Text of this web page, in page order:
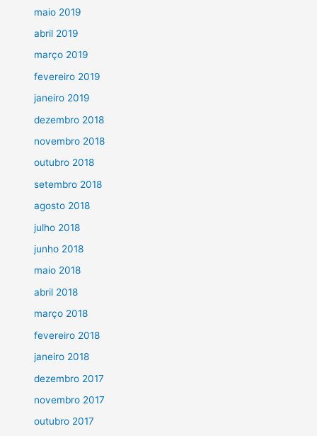
maio 2019
abril 2019
março 2019
fevereiro 2019
janeiro 2019
dezembro 2018
novembro 2018
outubro 2018
setembro 2018
agosto 2018
julho 2018
junho 2018
maio 2018
abril 2018
março 2018
fevereiro 2018
janeiro 2018
dezembro 2017
novembro 2017
outubro 2017